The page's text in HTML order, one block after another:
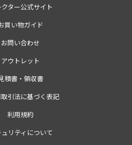
ター公式サイト
買い物ガイド
お問い合わせ
アウトレット
積書・領収書
引法に基づく表記
利用規約
リティについて